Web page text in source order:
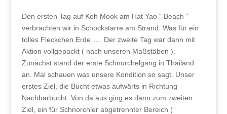
Den ersten Tag auf Koh Mook am Hat Yao “ Beach “
verbrachten wir in Schockstarre am Strand. Was für ein
tolles Fleckchen Erde….. Der zweite Tag war dann mit
Aktion vollgepackt ( nach unseren Maßstäben ).
Zunächst stand der erste Schnorchelgang in Thailand
an. Mal schauen was unsere Kondition so sagt. Unser
erstes Ziel, die Bucht etwas aufwärts in Richtung
Nachbarbucht. Von da aus ging es dann zum zweiten
Ziel, ein für Schnorchler abgetrennter Bereich (